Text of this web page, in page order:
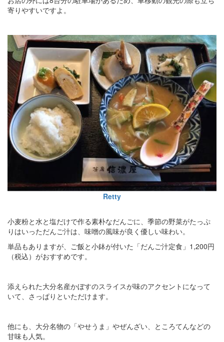
寄りやすいですよ。
Retty
小麦粉と水と塩だけで作る素朴なだんごに、季節の野菜がたっぷ
りはいっただんご汁は、味噌の風味が良く優しい味わい。
単品もありますが、ご飯と小鉢が付いた「だんご汁定食」1,200円
（税込）がおすすめです。
添えられた大分名産かぼすのスライスが味のアクセントになって
いて、さっぱりといただけます。
他にも、大分名物の「やせうま」やぜんざい、ところてんなどの
甘味も人気。